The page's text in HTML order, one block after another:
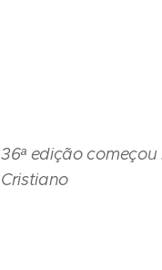
36ª edição
Cristiano